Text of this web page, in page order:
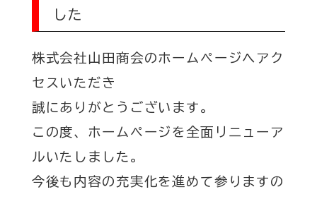
した
株式会社山田商会のホームページへアク
セスいただき
誠にありがとうございます。
この度、ホームページを全面リニューア
ルいたしました。
今後も内容の充実化を進めて参りますの